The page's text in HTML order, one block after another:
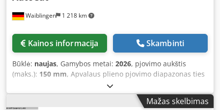
Waiblingen 1 218 km
Kainos informacija Skambinti
Būklė: naujas, Gamybos metai: 2026, pjovimo aukštis
(maks.): 150 mm, Apvalaus plieno pjovimo diapazonas ties
, Apvalaus plieno pjovimo diapazonas ties 90°:
108 mm, BERG+SCHMID Double Mitre Band Saw GBS 250
Super AutoCut Speed: 18-110 rpm • Mitre cuts: left 60° /
Mažas skelbimas